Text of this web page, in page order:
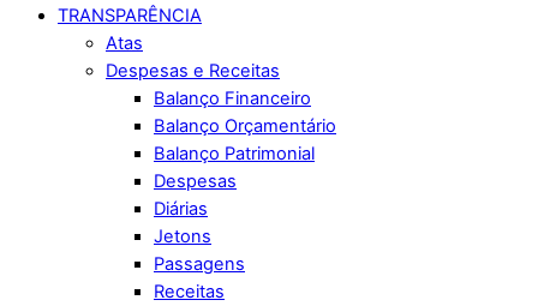
TRANSPARÊNCIA
Atas
Despesas e Receitas
Balanço Financeiro
Balanço Orçamentário
Balanço Patrimonial
Despesas
Diárias
Jetons
Passagens
Receitas